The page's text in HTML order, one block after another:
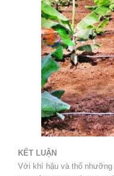
KẾT LUẬN
Với khí hậu và thổ nhưỡng